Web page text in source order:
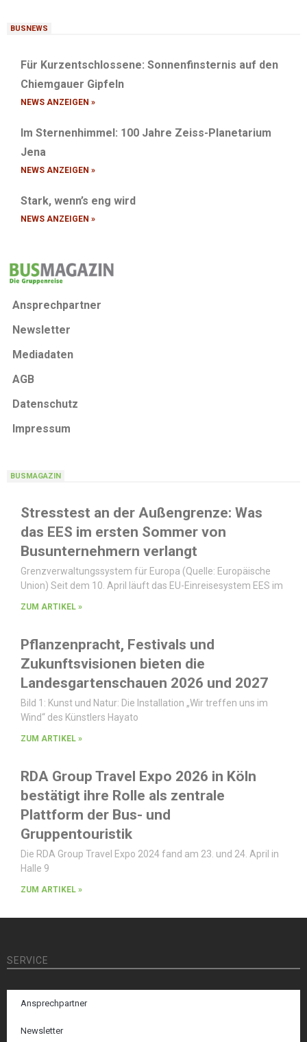
BUSNEWS
Für Kurzentschlossene: Sonnenfinsternis auf den
Chiemgauer Gipfeln
NEWS ANZEIGEN »
Im Sternenhimmel: 100 Jahre Zeiss-Planetarium
Jena
NEWS ANZEIGEN »
Stark, wenn’s eng wird
NEWS ANZEIGEN »
Ansprechpartner
Newsletter
Mediadaten
AGB
Datenschutz
Impressum
BUSMAGAZIN
Stresstest an der Außengrenze: Was
das EES im ersten Sommer von
Busunternehmern verlangt
Grenzverwaltungssystem für Europa (Quelle: Europäische
Union) Seit dem 10. April läuft das EU-Einreisesystem EES im
ZUM ARTIKEL »
Pflanzenpracht, Festivals und
Zukunftsvisionen bieten die
Landesgartenschauen 2026 und 2027
Bild 1: Kunst und Natur: Die Installation „Wir treffen uns im
Wind“ des Künstlers Hayato
ZUM ARTIKEL »
RDA Group Travel Expo 2026 in Köln
bestätigt ihre Rolle als zentrale
Plattform der Bus- und
Gruppentouristik
Die RDA Group Travel Expo 2024 fand am 23. und 24. April in
Halle 9
ZUM ARTIKEL »
SERVICE
Ansprechpartner
Newsletter